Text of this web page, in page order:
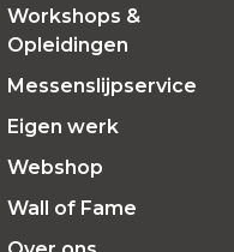
Workshops &
Opleidingen
Messenslijpservice
Eigen werk
Webshop
Wall of Fame